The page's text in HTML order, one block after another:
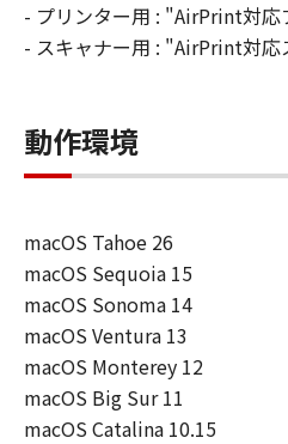
- プリンター用 : "AirPrint対応
- スキャナー用 : "AirPrint対応
動作環境
macOS Tahoe 26
macOS Sequoia 15
macOS Sonoma 14
macOS Ventura 13
macOS Monterey 12
macOS Big Sur 11
macOS Catalina 10.15